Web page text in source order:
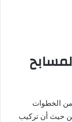
من الخطوات
حيث أن تركيب